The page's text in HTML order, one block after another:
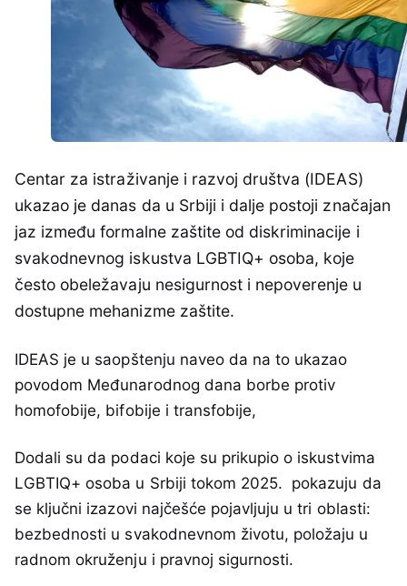
Centar za istraživanje i razvoj društva (IDEAS)
ukazao je danas da u Srbiji i dalje postoji značajan
jaz između formalne zaštite od diskriminacije i
svakodnevnog iskustva LGBTIQ+ osoba, koje
često obeležavaju nesigurnost i nepoverenje u
dostupne mehanizme zaštite.
IDEAS je u saopštenju naveo da na to ukazao
povodom Međunarodnog dana borbe protiv
homofobije, bifobije i transfobije,
Dodali su da podaci koje su prikupio o iskustvima
LGBTIQ+ osoba u Srbiji tokom 2025. pokazuju da
se ključni izazovi najčešće pojavljuju u tri oblasti:
bezbednosti u svakodnevnom životu, položaju u
radnom okruženju i pravnoj sigurnosti.